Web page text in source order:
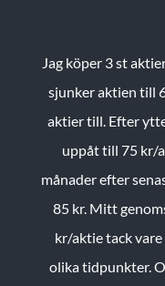
Jag köper 3 st
sjunker aktien till
aktier till. Efter
uppåt till 75 kr/
månader efter
85 kr. Mitt
kr/aktie tack
olika tidpunkter.